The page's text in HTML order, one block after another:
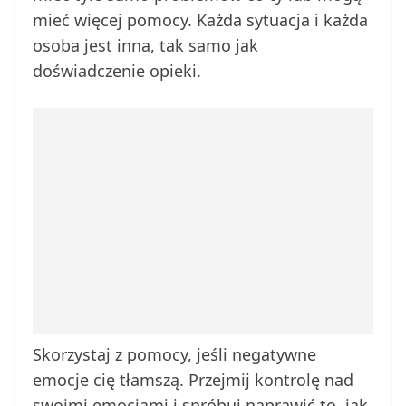
mieć więcej pomocy. Każda sytuacja i każda
osoba jest inna, tak samo jak
doświadczenie opieki.
Skorzystaj z pomocy, jeśli negatywne
emocje cię tłamszą. Przejmij kontrolę nad